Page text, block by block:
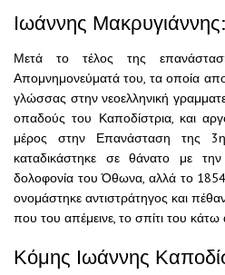
Ιωάννης Μακρυγιάννης:
Μετά το τέλος της
Απομνημονεύματά του, τα οποία
γλώσσας στην νεοελληνική
οπαδούς του Καποδίστρια, και
μέρος στην Επανάσταση της
καταδικάστηκε σε θάνατο με την
δολοφονία του Όθωνα, αλλά το
ονομάστηκε αντιστράτηγος και
που του απέμεινε, το σπίτι του
Κόμης Ιωάννης